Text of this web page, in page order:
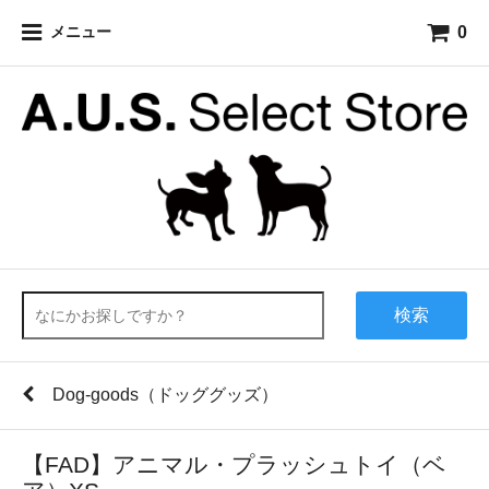
メニュー 0
検索
Dog-goods（ドッググッズ）
【FAD】アニマル・プラッシュトイ（ベ